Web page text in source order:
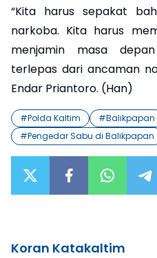
“Kita harus sepakat
narkoba. Kita harus
menjamin masa
terlepas dari ancaman
Endar Priantoro. (Han)
#Polda Kaltim #Balikpapan
#Pengedar Sabu di Balikpapan
Koran Katakaltim